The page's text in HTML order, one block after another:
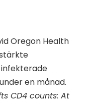
Oregon Health
en månad.
CD4 counts: At